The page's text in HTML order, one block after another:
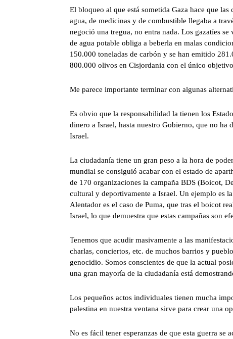
El bloqueo al que está sometida Gaza hace que
agua, de medicinas y de combustible llegaba a
negoció una tregua, no entra nada. Los gazatíes
de agua potable obliga a beberla en malas
150.000 toneladas de carbón y se han emitido
800.000 olivos en Cisjordania con el único
Me parece importante terminar con algunas
Es obvio que la responsabilidad la tienen los
dinero a Israel, hasta nuestro Gobierno, que no ha
Israel.
La ciudadanía tiene un gran peso a la hora de
mundial se consiguió acabar con el estado de
de 170 organizaciones la campaña BDS (Boicot,
cultural y deportivamente a Israel. Un ejemplo es
Alentador es el caso de Puma, que tras el boicot
Israel, lo que demuestra que estas campañas son
Tenemos que acudir masivamente a las
charlas, conciertos, etc. de muchos barrios y
genocidio. Somos conscientes de que la actual
una gran mayoría de la ciudadanía está
Los pequeños actos individuales tienen mucha
palestina en nuestra ventana sirve para crear una
No es fácil tener esperanzas de que esta guerra